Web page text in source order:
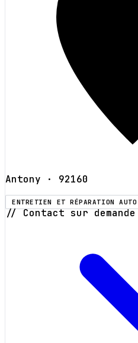
Antony · 92160
ENTRETIEN ET RÉPARATION AUTO
// Contact sur demande